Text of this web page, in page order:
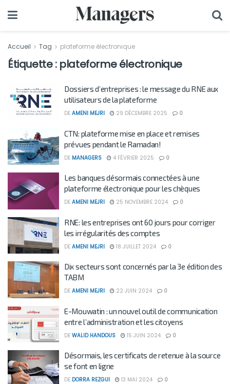
Accueil Tag plateforme électronique
Étiquette : plateforme électronique
Dossiers d’entreprises : le message du RNE aux
utilisateurs de la plateforme
DE AMENI MEJRI 29 DÉCEMBRE 2025 0
CTN: plateforme mise en place et remises
prévues pendant le Ramadan!
DE MANAGERS 4 FÉVRIER 2025 0
Les banques désormais connectées à une
plateforme électronique pour les chèques
DE AMENI MEJRI 25 NOVEMBRE 2024 0
RNE: les entreprises ont 60 jours pour corriger
les irrégularités des comptes
DE AMENI MEJRI 18 JUILLET 2024 0
Dix secteurs sont concernés par la 3e édition des
TABM
DE AMENI MEJRI 22 JUIN 2024 0
E-Mouwatin : un nouvel outil de communication
entre l’administration et les citoyens
DE WALID HANDOUS 15 JUIN 2024 0
Désormais, les certificats de retenue à la source
se font en ligne
DE DORRA REZGUI 13 MAI 2024 0